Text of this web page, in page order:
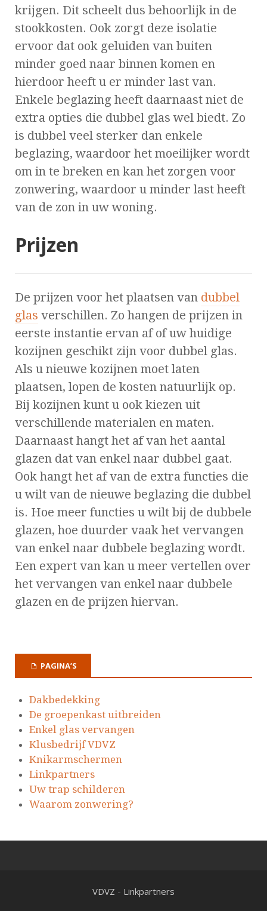
krijgen. Dit scheelt dus behoorlijk in de
stookkosten. Ook zorgt deze isolatie
ervoor dat ook geluiden van buiten
minder goed naar binnen komen en
hierdoor heeft u er minder last van.
Enkele beglazing heeft daarnaast niet de
extra opties die dubbel glas wel biedt. Zo
is dubbel veel sterker dan enkele
beglazing, waardoor het moeilijker wordt
om in te breken en kan het zorgen voor
zonwering, waardoor u minder last heeft
van de zon in uw woning.
Prijzen
De prijzen voor het plaatsen van dubbel
glas verschillen. Zo hangen de prijzen in
eerste instantie ervan af of uw huidige
kozijnen geschikt zijn voor dubbel glas.
Als u nieuwe kozijnen moet laten
plaatsen, lopen de kosten natuurlijk op.
Bij kozijnen kunt u ook kiezen uit
verschillende materialen en maten.
Daarnaast hangt het af van het aantal
glazen dat van enkel naar dubbel gaat.
Ook hangt het af van de extra functies die
u wilt van de nieuwe beglazing die dubbel
is. Hoe meer functies u wilt bij de dubbele
glazen, hoe duurder vaak het vervangen
van enkel naar dubbele beglazing wordt.
Een expert van kan u meer vertellen over
het vervangen van enkel naar dubbele
glazen en de prijzen hiervan.
PAGINA’S
Dakbedekking
De groepenkast uitbreiden
Enkel glas vervangen
Klusbedrijf VDVZ
Knikarmschermen
Linkpartners
Uw trap schilderen
Waarom zonwering?
VDVZ - Linkpartners